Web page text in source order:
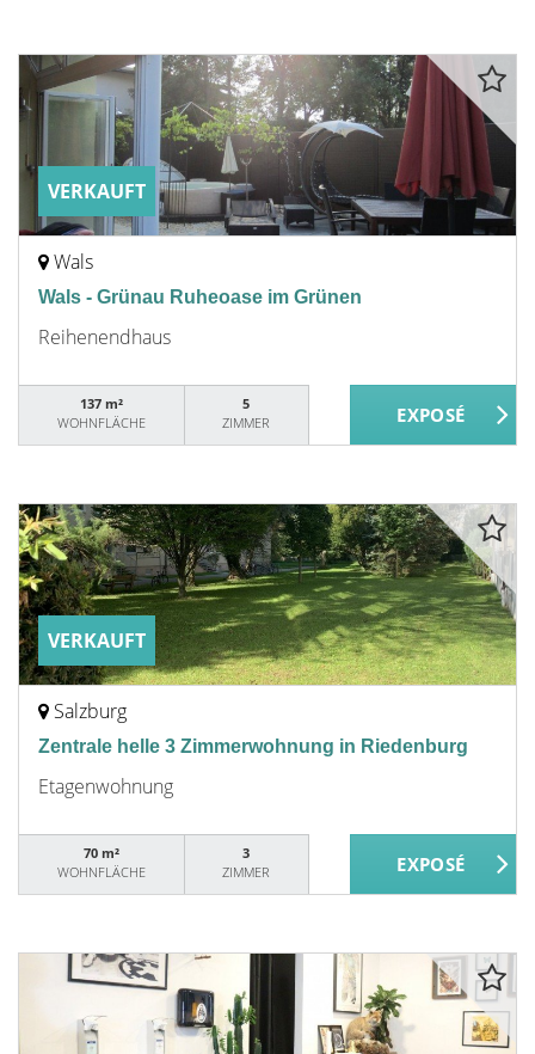
VERKAUFT
Wals
Wals - Grünau Ruheoase im Grünen
Reihenendhaus
137 m²
WOHNFLÄCHE
5
ZIMMER
VERKAUFT
Salzburg
Zentrale helle 3 Zimmerwohnung in Riedenburg
Etagenwohnung
70 m²
WOHNFLÄCHE
3
ZIMMER